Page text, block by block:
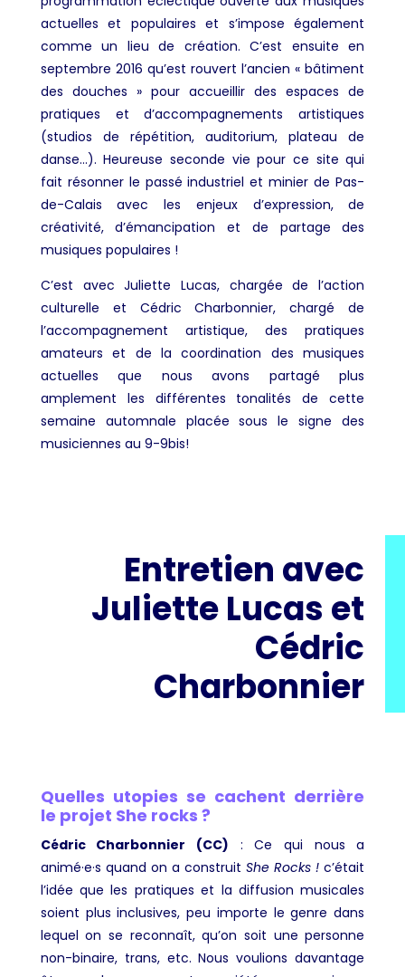
actuelles et populaires et s’impose également
comme un lieu de création. C’est ensuite en
septembre 2016 qu’est rouvert l’ancien « bâtiment
des douches » pour accueillir des espaces de
pratiques et d’accompagnements artistiques
(studios de répétition, auditorium, plateau de
danse…). Heureuse seconde vie pour ce site qui
fait résonner le passé industriel et minier de Pas-
de-Calais avec les enjeux d’expression, de
créativité, d’émancipation et de partage des
musiques populaires !
C’est avec Juliette Lucas, chargée de l’action
culturelle et Cédric Charbonnier,chargé de
l’accompagnement artistique, des pratiques
amateurs et de la coordination des musiques
actuelles que nous avons partagé plus
amplement les différentes tonalités de cette
semaine automnale placée sous le signe des
musiciennes au 9-9bis!
Entretien avec
Juliette Lucas et
Cédric
Charbonnier
Quelles utopies se cachent derrière
le projet She rocks ?
Cédric Charbonnier (CC) : Ce qui nous a
animé·e·s quand on a construitShe Rocks ! c’était
l’idée que les pratiques et la diffusion musicales
soient plus inclusives, peu importe le genre dans
lequel on se reconnaît, qu’on soit une personne
non-binaire, trans, etc. Nous voulions davantage